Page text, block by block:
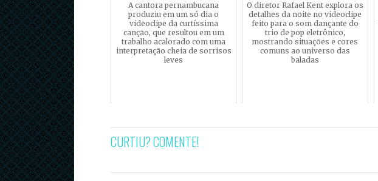
A cantora pernambucana
produziu em um só dia o
videoclipe da curtíssima
canção, que resultou em um
trabalho acalorado com uma
interpretação cheia de sorrisos
leves
O diretor Rafael Kent explora os
detalhes da noite no videoclipe
feito para o som dançante do
trio de pop eletrônico,
mostrando situações e cores
comuns ao universo das
baladas
CURTIU? COMENTE!